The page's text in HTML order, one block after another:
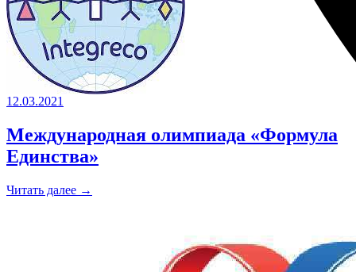
12.03.2021
Международная олимпиада «Формула
Единства»
Читать далее →